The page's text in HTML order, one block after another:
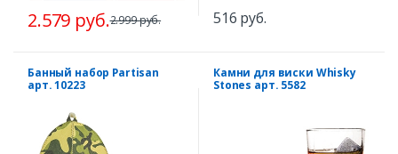
2.579 руб.2.999 руб. 516 руб.
Банный набор Partisan
арт. 10223
Камни для виски Whisky
Stones арт. 5582